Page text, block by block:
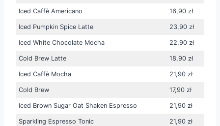
Iced Caffè Americano 16,90 zł
Iced Pumpkin Spice Latte 23,90 zł
Iced White Chocolate Mocha 22,90 zł
Cold Brew Latte 18,90 zł
Iced Caffè Mocha 21,90 zł
Cold Brew 17,90 zł
Iced Brown Sugar Oat Shaken Espresso 21,90 zł
Sparkling Espresso Tonic 21,90 zł